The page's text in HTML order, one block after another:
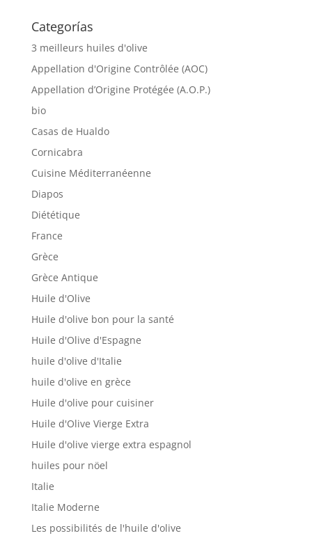
Categorías
3 meilleurs huiles d'olive
Appellation d'Origine Contrôlée (AOC)
Appellation d’Origine Protégée (A.O.P.)
bio
Casas de Hualdo
Cornicabra
Cuisine Méditerranéenne
Diapos
Diététique
France
Grèce
Grèce Antique
Huile d'Olive
Huile d'olive bon pour la santé
Huile d'Olive d'Espagne
huile d'olive d'Italie
huile d'olive en grèce
Huile d'olive pour cuisiner
Huile d'Olive Vierge Extra
Huile d'olive vierge extra espagnol
huiles pour nöel
Italie
Italie Moderne
Les possibilités de l'huile d'olive